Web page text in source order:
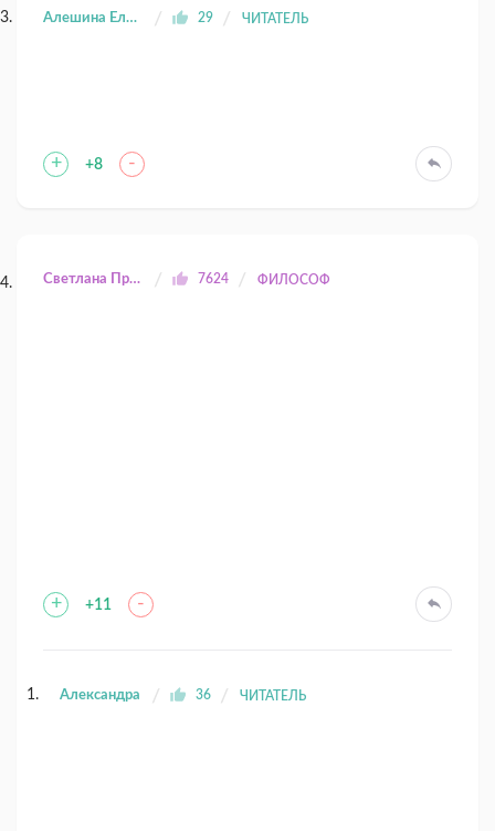
Алешина Елена 29 ЧИТАТЕЛЬ
+ +8 -
Светлана Прилуцкая 7624 ФИЛОСОФ
+ +11 -
Александра 36 ЧИТАТЕЛЬ